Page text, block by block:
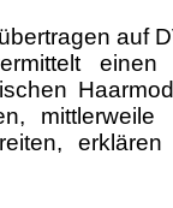
auf
mittlerweile